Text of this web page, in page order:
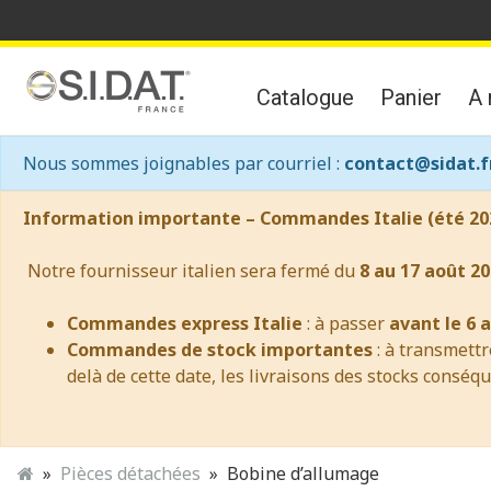
Catalogue Panier A
Nous sommes joignables par courriel :
Information importante – Commandes Italie (été
Notre fournisseur italien sera fermé du 8 au 17 août
Commandes express Italie : à passer avant le 6
Commandes de stock importantes: à
delà de cette date, les livraisons des stocks
Pièces détachées Bobine d’allumage